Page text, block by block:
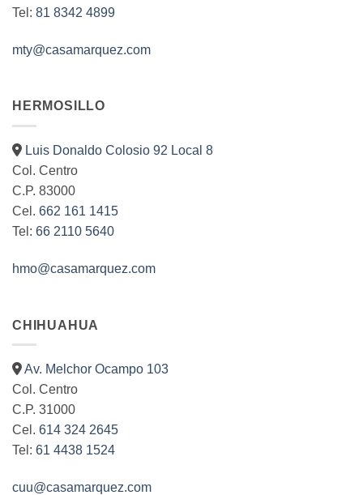
Tel: 81 8342 4899
mty@casamarquez.com
HERMOSILLO
Luis Donaldo Colosio 92 Local 8
Col. Centro
C.P. 83000
Cel. 662 161 1415
Tel: 66 2110 5640
hmo@casamarquez.com
CHIHUAHUA
Av. Melchor Ocampo 103
Col. Centro
C.P. 31000
Cel. 614 324 2645
Tel: 61 4438 1524
cuu@casamarquez.com